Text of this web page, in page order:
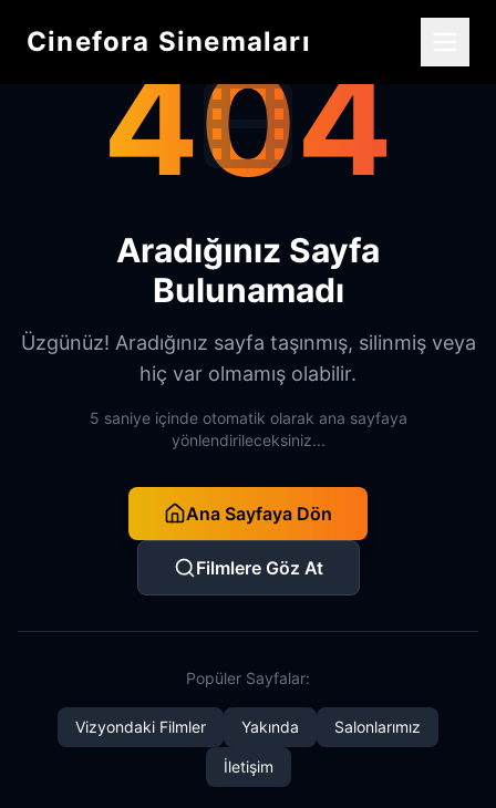
Cinefora Sinemaları
404
Aradığınız Sayfa
Bulunamadı
Üzgünüz! Aradığınız sayfa taşınmış, silinmiş veya
hiç var olmamış olabilir.
5 saniye içinde otomatik olarak ana sayfaya
yönlendirileceksiniz...
Ana Sayfaya Dön
Filmlere Göz At
Popüler Sayfalar:
Vizyondaki Filmler Yakında Salonlarımız
İletişim